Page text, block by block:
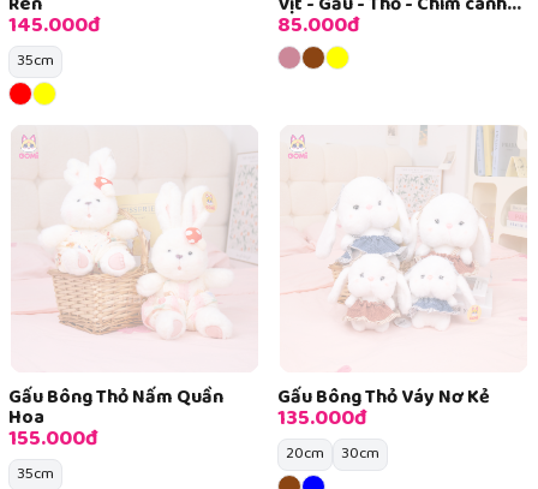
145.000đ
35cm
cụt
85.000đ
Gấu Bông Thỏ Nấm Quần
Hoa
155.000đ
35cm
Gấu Bông Thỏ Váy Nơ Kẻ
135.000đ
20cm 30cm